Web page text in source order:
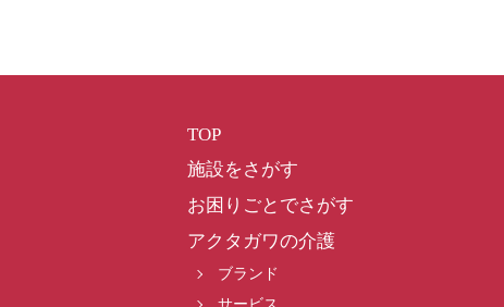
TOP
施設をさがす
お困りごとでさがす
アクタガワの介護
ブランド